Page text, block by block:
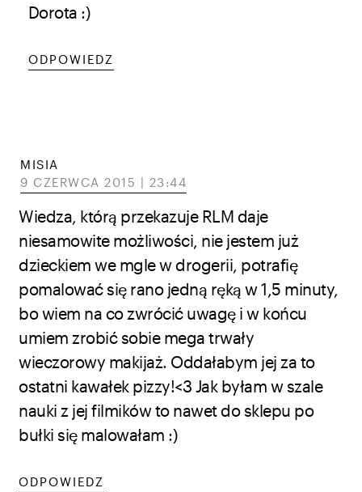
Dorota :)
ODPOWIEDZ
MISIA
9 CZERWCA 2015 | 23:44
Wiedza, którą przekazuje RLM daje
niesamowite możliwości, nie jestem już
dzieckiem we mgle w drogerii, potrafię
pomalować się rano jedną ręką w 1,5 minuty,
bo wiem na co zwrócić uwagę i w końcu
umiem zrobić sobie mega trwały
wieczorowy makijaż. Oddałabym jej za to
ostatni kawałek pizzy!<3 Jak byłam w szale
nauki z jej filmików to nawet do sklepu po
bułki się malowałam :)
ODPOWIEDZ